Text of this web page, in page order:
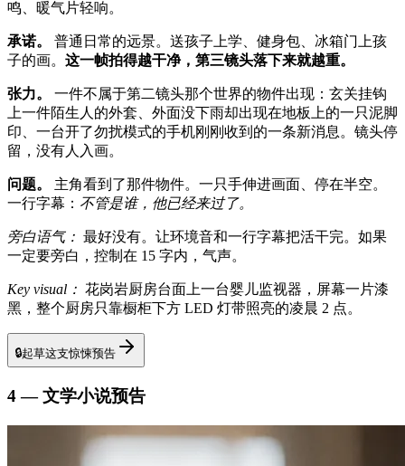
鸣、暖气片轻响。
承诺。
普通日常的远景。送孩子上学、健身包、冰箱门上孩
子的画。 这一帧拍得越干净，第三镜头落下来就越重。
张力。
一件不属于第二镜头那个世界的物件出现：玄关挂钩
上一件陌生人的外套、外面没下雨却出现在地板上的一只泥脚
印、一台开了勿扰模式的手机刚刚收到的一条新消息。镜头停
留，没有人入画。
问题。
主角看到了那件物件。一只手伸进画面、停在半空。
一行字幕： 不管是谁，他已经来过了。
旁白语气： 最好没有。让环境音和一行字幕把活干完。如果
一定要旁白，控制在 15 字内，气声。
Key visual： 花岗岩厨房台面上一台婴儿监视器，屏幕一片漆
黑，整个厨房只靠橱柜下方 LED 灯带照亮的凌晨 2 点。
🔒起草这支惊悚预告
4 — 文学小说预告